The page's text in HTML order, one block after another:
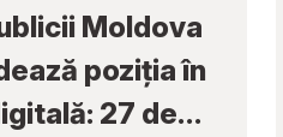
Moldova
poziția în
27 de